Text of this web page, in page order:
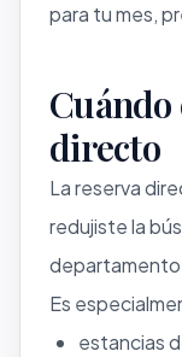
para tu mes,
directo
La reserva
redujiste la
Es
estancias